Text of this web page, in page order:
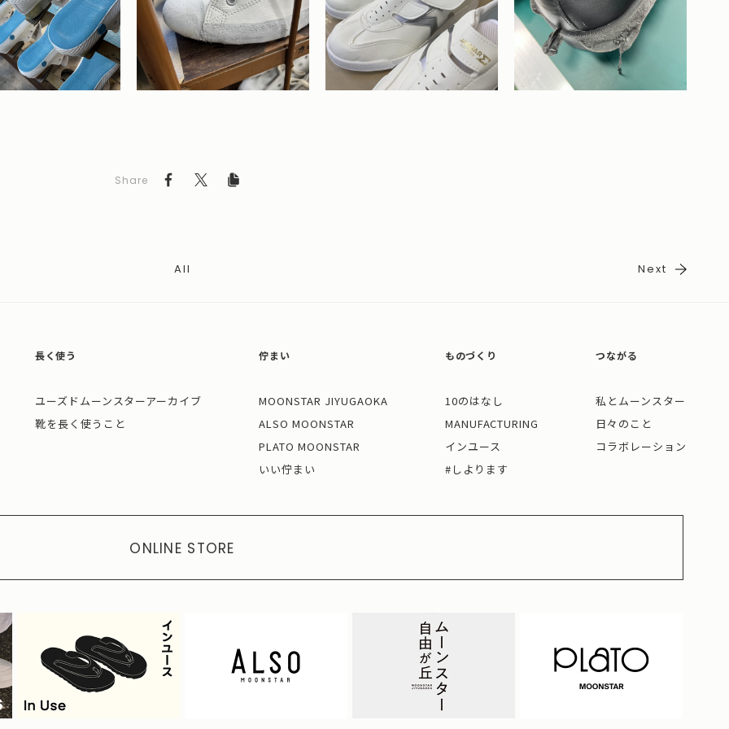
Share
All Next
長く使う
ユーズドムーンスターアーカイブ
靴を長く使うこと
佇まい
MOONSTAR JIYUGAOKA
ALSO MOONSTAR
PLATO MOONSTAR
いい佇まい
ものづくり
10のはなし
MANUFACTURING
インユース
#しよります
つながる
私とムーンスター
日々のこと
コラボレーション
ONLINE STORE